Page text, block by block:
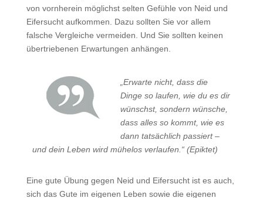
von vornherein möglichst selten Gefühle von Neid und
Eifersucht aufkommen. Dazu sollten Sie vor allem
falsche Vergleiche vermeiden. Und Sie sollten keinen
übertriebenen Erwartungen anhängen.
„Erwarte nicht, dass die
Dinge so laufen, wie du es dir
wünschst, sondern wünsche,
dass alles so kommt, wie es
dann tatsächlich passiert –
und dein Leben wird mühelos verlaufen.“ (Epiktet)
Eine gute Übung gegen Neid und Eifersucht ist es auch,
sich das Gute im eigenen Leben sowie die eigenen